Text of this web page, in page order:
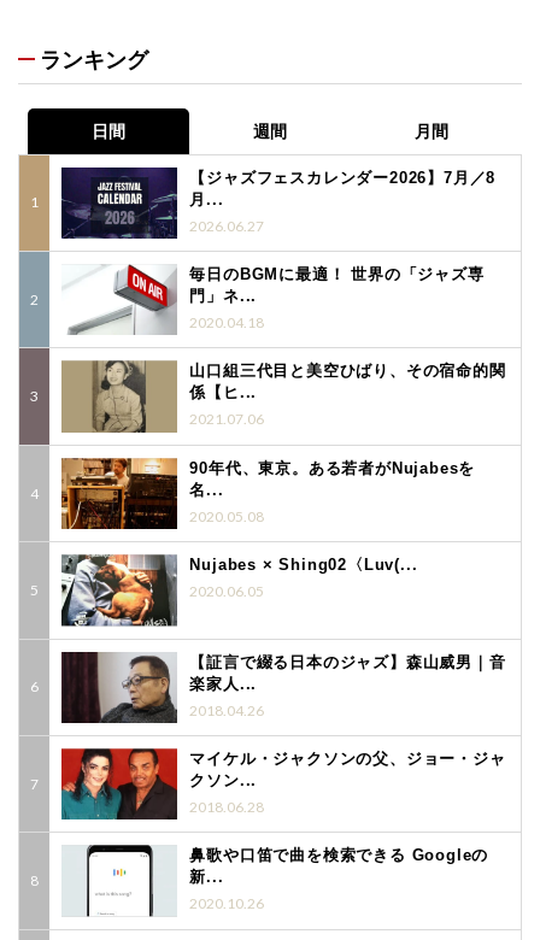
ランキング
日間 週間 月間
【ジャズフェスカレンダー2026】7月／8
月...
2026.06.27
毎日のBGMに最適！ 世界の「ジャズ専
門」ネ...
2020.04.18
山口組三代目と美空ひばり、その宿命的関
係【ヒ...
2021.07.06
90年代、東京。ある若者がNujabesを
名...
2020.05.08
Nujabes × Shing02〈Luv(...
2020.06.05
【証言で綴る日本のジャズ】森山威男｜音
楽家人...
2018.04.26
マイケル・ジャクソンの父、ジョー・ジャ
クソン...
2018.06.28
鼻歌や口笛で曲を検索できる Googleの
新...
2020.10.26